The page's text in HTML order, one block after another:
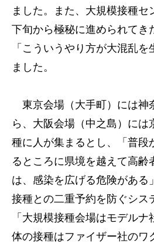
ました。また、大規模接種セ
下旬から極秘に進められてき
「こういうやり方が大混乱を
ました。
東京会場（大手町）には神
ら、大阪会場（中之島）には
種に人が集まるとし、「普段
るところに県境を越えて高齢
は、感染を広げる危険がある
接種との二重予約を防ぐシス
「大規模接種会場はモデル
体の接種はファイザー社のワ